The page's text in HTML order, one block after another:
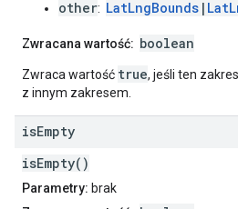
other: LatLngBounds |
Zwracana wartość: boolean
Zwraca wartość true, jeśli ten
z innym zakresem.
isEmpty
isEmpty()
Parametry: brak